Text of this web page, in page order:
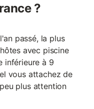
?
passé, la plus
avec piscine
inférieure à 9
vous attachez de
plus attention